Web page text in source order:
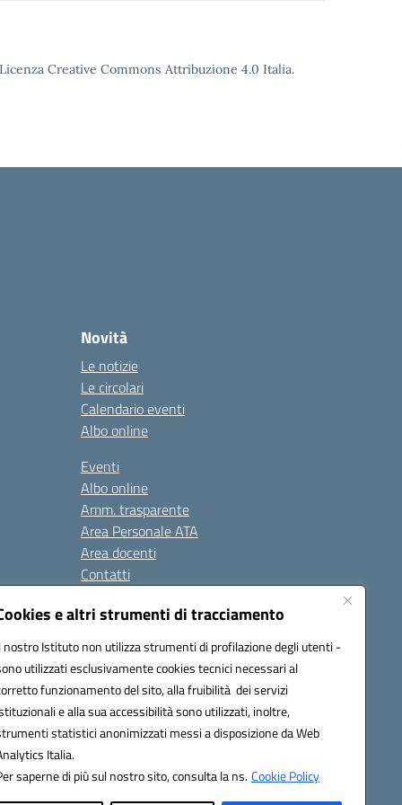
e altri strumenti di tracciamento
nostro Istituto non utilizza strumenti di profilazione degli utenti -
utilizzati esclusivamente cookies tecnici necessari al
funzionamento del sito, alla fruibilità dei servizi
e alla sua accessibilità sono utilizzati, inoltre,
statistici anonimizzati messi a disposizione da Web
Italia.
saperne di più sul nostro sito, consulta la ns.Cookie Policy
Creative Commons Attribuzione 4.0 Italia.
Novità
Le notizie
Le circolari
Calendario eventi
Albo online
Eventi
Albo online
Amm. trasparente
Area Personale ATA
Area docenti
Contatti